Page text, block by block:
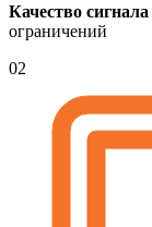
Качество сигнала
ограничений
02